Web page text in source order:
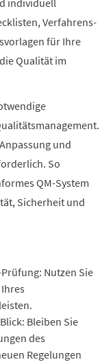
individuell
Verfahrens-
für Ihre
Qualität im
und
So
QM-System
Sicherheit und
Nutzen Sie
Bleiben Sie
des
Regelungen